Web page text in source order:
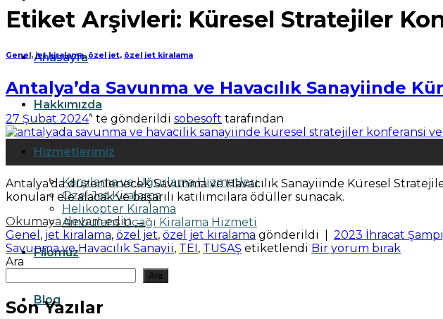
Anasayfa
Hakkımızda
Hizmetlerimiz
Karşılama ve Uğurlama Hizmetleri
Özel Jet Kiralama
Helikopter Kiralama
Ambulans Uçağı Kiralama Hizmeti
Filomuz
Blog
Etiket Arşivleri: Küresel Stratejiler
Genel , jet kiralama,özel jet, özel jet kiralama
Antalya’da Savunma ve Havacılık Sanayiinde
27 Şubat 2024’' te gönderildi sobesoft tarafından
Antalya’da düzenlenecek Savunma ve Havacılık Sanayiinde Küresel
konuları ele alacak ve başarılı katılımcılara ödüller sunacak.
Okumaya devam edin→
Genel , jet kiralama, özel jet, özel jet kiralama gönderildi 2023 İhracat
Savunma ve Havacılık Sanayii, TEI , TUSAŞ etiketlendi Bir yorum bırak
Ara
Ara
Son Yazılar